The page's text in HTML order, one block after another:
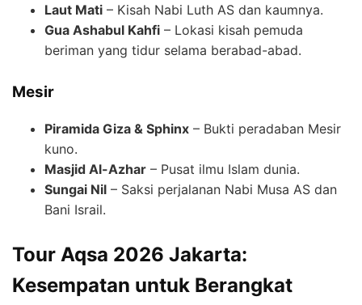
Laut Mati – Kisah Nabi Luth AS dan kaumnya.
Gua Ashabul Kahfi – Lokasi kisah pemuda
beriman yang tidur selama berabad-abad.
Mesir
Piramida Giza & Sphinx – Bukti peradaban Mesir
kuno.
Masjid Al-Azhar – Pusat ilmu Islam dunia.
Sungai Nil – Saksi perjalanan Nabi Musa AS dan
Bani Israil.
Tour Aqsa 2026 Jakarta:
Kesempatan untuk Berangkat